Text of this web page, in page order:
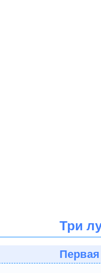
Три